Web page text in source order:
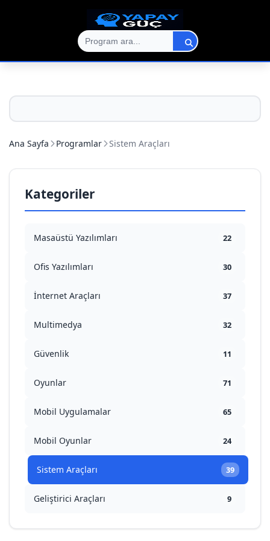
Ana Sayfa Programlar Sistem Araçları
Kategoriler
Masaüstü Yazılımları 22
Ofis Yazılımları 30
İnternet Araçları 37
Multimedya 32
Güvenlik 11
Oyunlar 71
Mobil Uygulamalar 65
Mobil Oyunlar 24
Sistem Araçları 39
Geliştirici Araçları 9